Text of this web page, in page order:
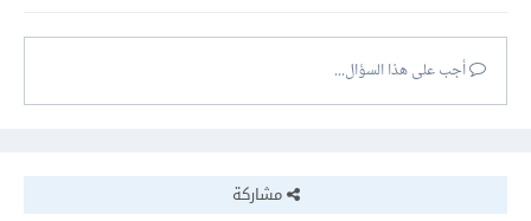
أجب على هذا السؤال...
مشاركة